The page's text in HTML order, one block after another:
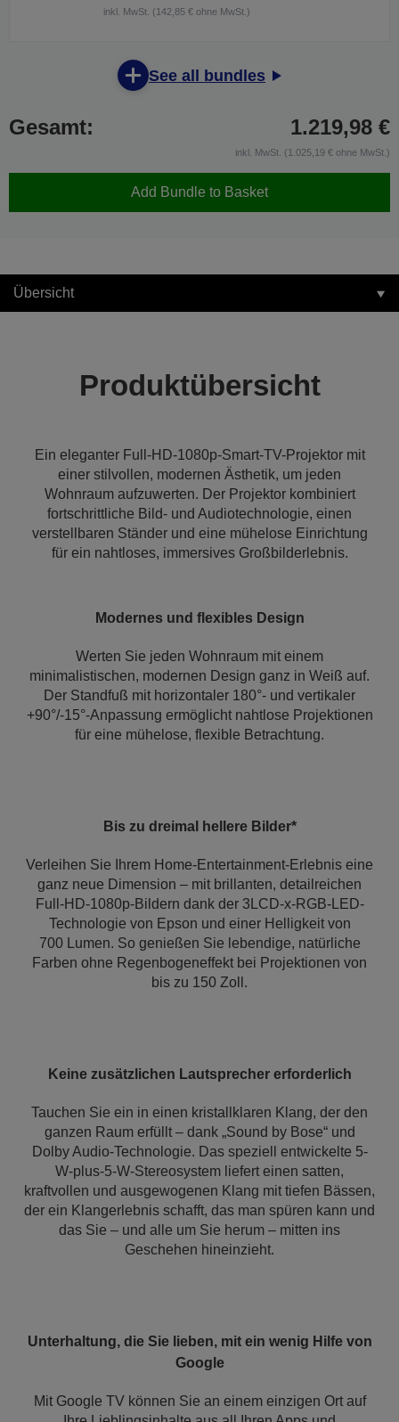
inkl. MwSt. (142,85 € ohne MwSt.)
See all bundles
Gesamt: 1.219,98 €
inkl. MwSt. (1.025,19 € ohne MwSt.)
Add Bundle to Basket
Übersicht
Produktübersicht
Ein eleganter Full-HD-1080p-Smart-TV-Projektor mit
einer stilvollen, modernen Ästhetik, um jeden
Wohnraum aufzuwerten. Der Projektor kombiniert
fortschrittliche Bild- und Audiotechnologie, einen
verstellbaren Ständer und eine mühelose Einrichtung
für ein nahtloses, immersives Großbilderlebnis.
Modernes und flexibles Design
Werten Sie jeden Wohnraum mit einem
minimalistischen, modernen Design ganz in Weiß auf.
Der Standfuß mit horizontaler 180°- und vertikaler
+90°/-15°-Anpassung ermöglicht nahtlose Projektionen
für eine mühelose, flexible Betrachtung.
Bis zu dreimal hellere Bilder*
Verleihen Sie Ihrem Home-Entertainment-Erlebnis eine
ganz neue Dimension – mit brillanten, detailreichen
Full-HD-1080p-Bildern dank der 3LCD-x-RGB-LED-
Technologie von Epson und einer Helligkeit von
700 Lumen. So genießen Sie lebendige, natürliche
Farben ohne Regenbogeneffekt bei Projektionen von
bis zu 150 Zoll.
Keine zusätzlichen Lautsprecher erforderlich
Tauchen Sie ein in einen kristallklaren Klang, der den
ganzen Raum erfüllt – dank „Sound by Bose“ und
Dolby Audio-Technologie. Das speziell entwickelte 5-
W-plus-5-W-Stereosystem liefert einen satten,
kraftvollen und ausgewogenen Klang mit tiefen Bässen,
der ein Klangerlebnis schafft, das man spüren kann und
das Sie – und alle um Sie herum – mitten ins
Geschehen hineinzieht.
Unterhaltung, die Sie lieben, mit ein wenig Hilfe von
Google
Mit Google TV können Sie an einem einzigen Ort auf